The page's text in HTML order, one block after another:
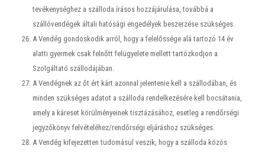
tevékenységhez a szálloda írásos hozzájárulása, továbbá a
szállóvendégek általi hatósági engedélyek beszerzése szükséges.
A Vendég gondoskodik arról, hogy a felelőssége alá tartozó 14 év
alatti gyermek csak felnőtt felügyelete mellett tartózkodjon a
Szolgáltató szállodájában.
A Vendégnek az őt ért kárt azonnal jelentenie kell a szállodában, és
minden szükséges adatot a szálloda rendelkezésére kell bocsátania,
amely a káreset körülményeinek tisztázásához, esetleg a rendőrségi
jegyzőkönyv felvételéhez/rendőrségi eljáráshoz szükséges.
A Vendég kifejezetten tudomásul veszik, hogy a szálloda közös